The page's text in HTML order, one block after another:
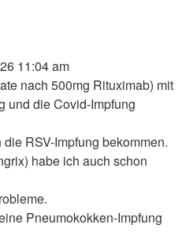
11:04 am
nach 500mg Rituximab) mit
und die Covid-Impfung
RSV-Impfung bekommen.
habe ich auch schon
Pneumokokken-Impfung